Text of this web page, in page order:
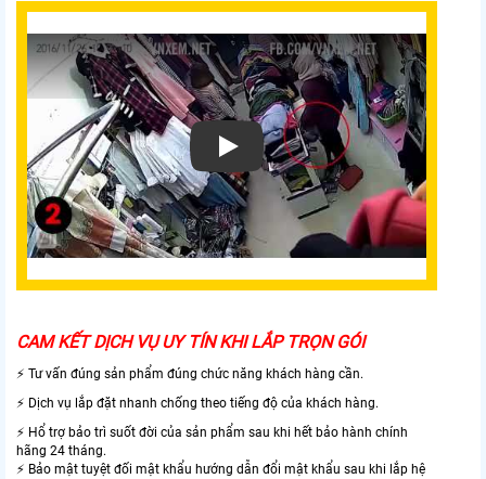
Xem video Bộ Camera Cửa Hàng Sắc Nét
CAM KẾT DỊCH VỤ UY TÍN KHI LẮP TRỌN GÓI
⚡ Tư vấn đúng sản phẩm đúng chức năng khách hàng cần.
⚡ Dịch vụ lắp đặt nhanh chống theo tiếng độ của khách hàng.
⚡ Hổ trợ bảo trì suốt đời của sản phẩm sau khi hết bảo hành chính
hãng 24 tháng.
⚡ Bảo mật tuyệt đối mật khẩu hướng dẫn đổi mật khẩu sau khi lắp hệ